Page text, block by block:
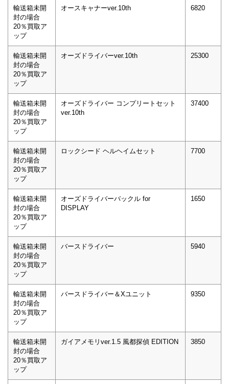
輸送箱未開
封の場合
20％買取ア
ップ
オースキャナーver.10th 6820
輸送箱未開
封の場合
20％買取ア
ップ
オーズドライバーver.10th 25300
輸送箱未開
封の場合
20％買取ア
ップ
オーズドライバー コンプリートセット
ver.10th
37400
輸送箱未開
封の場合
20％買取ア
ップ
ロックシード ヘルヘイムセット 7700
輸送箱未開
封の場合
20％買取ア
ップ
オーズドライバーバックル for
DISPLAY
1650
輸送箱未開
封の場合
20％買取ア
ップ
バースドライバー 5940
輸送箱未開
封の場合
20％買取ア
ップ
バースドライバー＆Xユニット 9350
輸送箱未開
封の場合
20％買取ア
ップ
ガイアメモリver.1.5 風都探偵 EDITION 3850